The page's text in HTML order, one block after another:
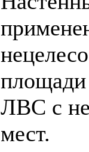
площади
ЛВС с
мест.